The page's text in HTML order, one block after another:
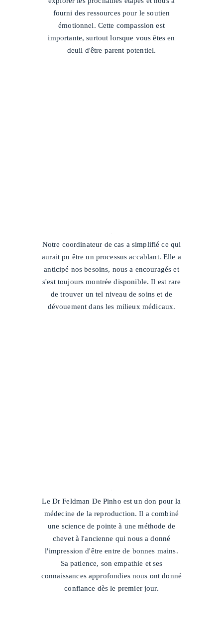
fourni des ressources pour le soutien
émotionnel. Cette compassion est
importante, surtout lorsque vous êtes en
deuil d'être parent potentiel.
Notre coordinateur de cas a simplifié ce qui
aurait pu être un processus accablant. Elle a
anticipé nos besoins, nous a encouragés et
s'est toujours montrée disponible. Il est rare
de trouver un tel niveau de soins et de
dévouement dans les milieux médicaux.
Le Dr Feldman De Pinho est un don pour la
médecine de la reproduction. Il a combiné
une science de pointe à une méthode de
chevet à l'ancienne qui nous a donné
l'impression d'être entre de bonnes mains.
Sa patience, son empathie et ses
connaissances approfondies nous ont donné
confiance dès le premier jour.